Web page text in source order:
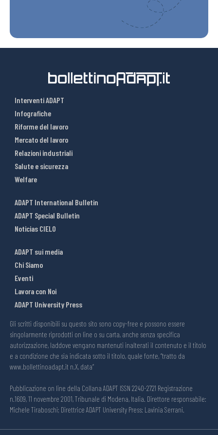
Interventi ADAPT
Infografiche
Riforme del lavoro
Mercato del lavoro
Relazioni industriali
Salute e sicurezza
Welfare
ADAPT International Bulletin
ADAPT Special Bulletin
Noticias CIELO
ADAPT sui media
Chi Siamo
Eventi
Lavora con Noi
ADAPT University Press
Gli scritti disponibili su questo sito sono copy-free e possono essere
singolarmente riprodotti on line o su carta, anche senza specifica
autorizzazione, laddove vengano mantenuti inalterati il contenuto e il titolo
e a condizione che sia indicata sotto il titolo, quale fonte, “tratto da
www.bollettinoadapt.it n.X, data“
Pubblicazione on line della Collana ADAPT ISSN 2240-2721 Registrazione
n.1609, 11 novembre 2001, Tribunale di Modena, Italia. Direttore responsabile:
Michele Tiraboschi; Direttrice ADAPT University Press: Lavinia Serrani.